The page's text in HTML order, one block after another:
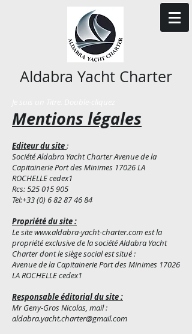
​Aldabra Y​acht Charter
Mentions légales
Editeur du site:
Société Aldabra Yacht Charter Avenue de la
Capitainerie Port des Minimes 17026 LA
ROCHELLE cedex1
Rcs:525 015 905
Tel:+33 (0) 6 82 87 46 84
Propriété du site :
Le site www.aldabra-yacht-charter.com est la
propriété exclusive de la société Aldabra Yacht
Charter dont le siège social est situé :
Avenue de la Capitainerie Port des Minimes 17026
LA ROCHELLE cedex1
Responsable éditorial du site :
Mr Geny-Gros Nicolas, mail :
aldabra.yacht.charter@gmail.com